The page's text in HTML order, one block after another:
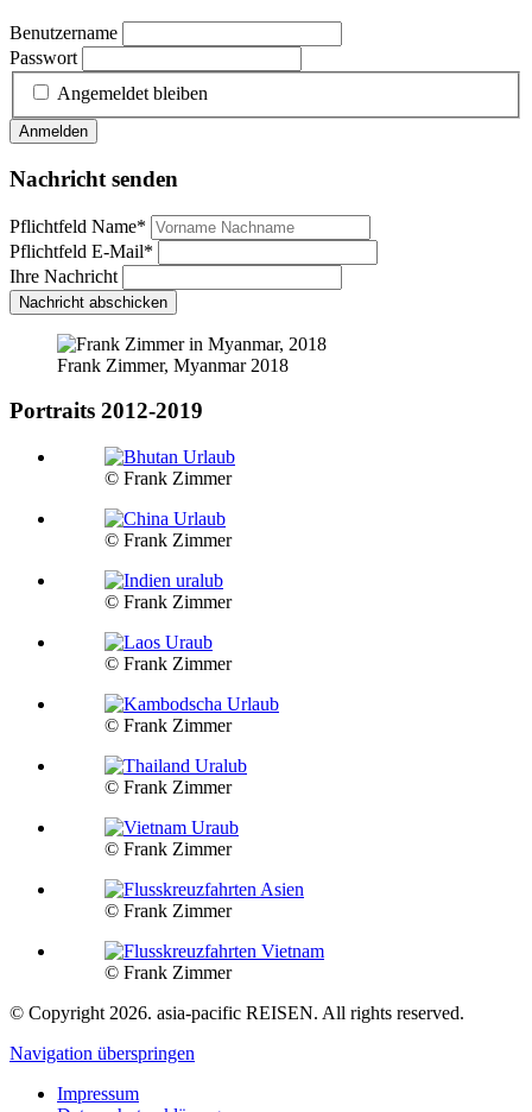
Benutzername
Passwort
Angemeldet bleiben
Anmelden
Nachricht senden
Pflichtfeld Name*
Pflichtfeld E-Mail*
Ihre Nachricht
Nachricht abschicken
Frank Zimmer, Myanmar 2018
Portraits 2012-2019
© Frank Zimmer
© Frank Zimmer
© Frank Zimmer
© Frank Zimmer
© Frank Zimmer
© Frank Zimmer
© Frank Zimmer
© Frank Zimmer
© Frank Zimmer
© Copyright 2026. asia-pacific REISEN. All rights reserved.
Navigation überspringen
Impressum